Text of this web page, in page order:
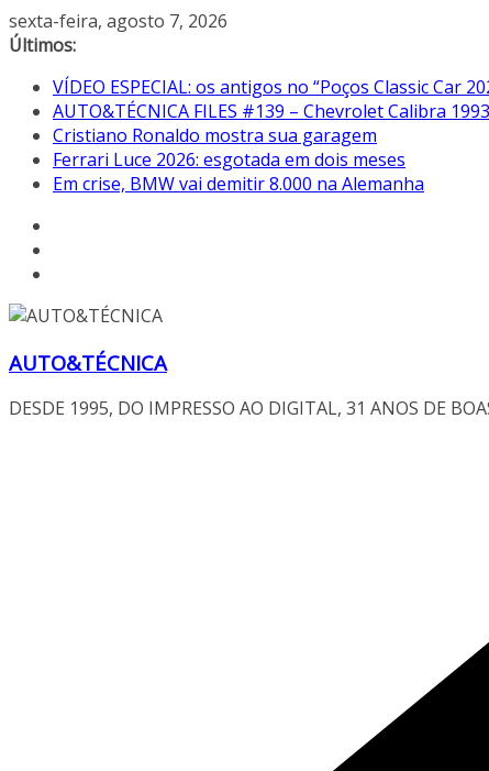
Pular
para
conteúdo
sexta-feira, agosto 7, 2026
Últimos:
VÍDEO ESPECIAL: os antigos no “Poços Classic Car
AUTO&TÉCNICA FILES #139 – Chevrolet Calibra 1993
Cristiano Ronaldo mostra sua garagem
Ferrari Luce 2026: esgotada em dois meses
Em crise, BMW vai demitir 8.000 na Alemanha
AUTO&TÉCNICA
DESDE 1995, DO IMPRESSO AO DIGITAL, 31 ANOS DE